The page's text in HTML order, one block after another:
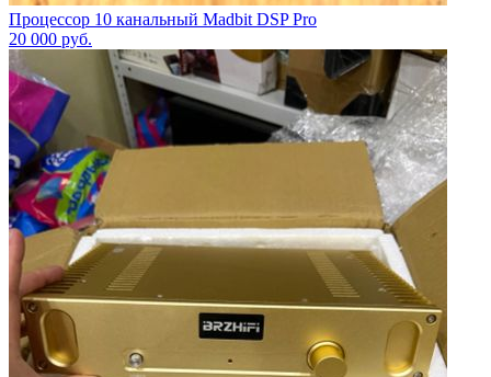
Процессор 10 канальный Madbit DSP Pro
20 000 руб.